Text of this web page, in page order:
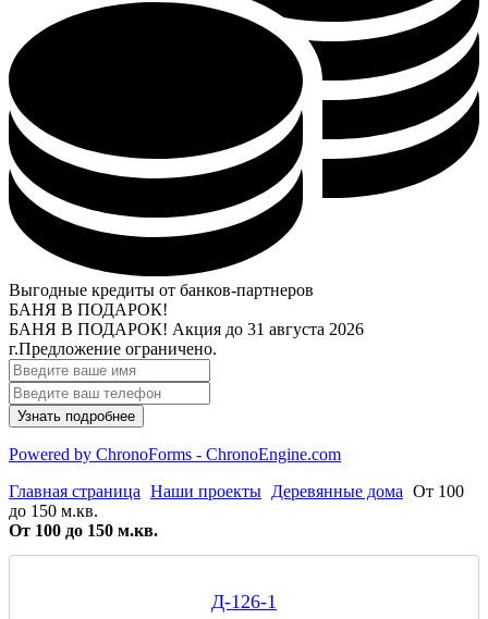
Выгодные кредиты от банков-партнеров
БАНЯ В ПОДАРОК!
БАНЯ В ПОДАРОК! Акция до 31 августа 2026
г.Предложение ограничено.
Powered by ChronoForms - ChronoEngine.com
Главная страница Наши проекты Деревянные дома От 100
до 150 м.кв.
От 100 до 150 м.кв.
Д-126-1